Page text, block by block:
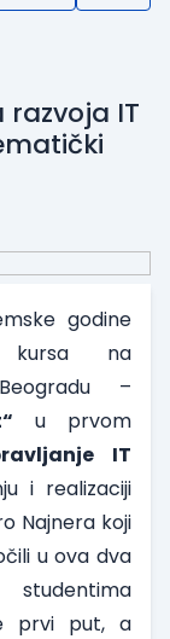
IT
godine
kursa na
–
u prvom
IT
i realizaciji
Najnera koji
u ova dva
prvi put, a